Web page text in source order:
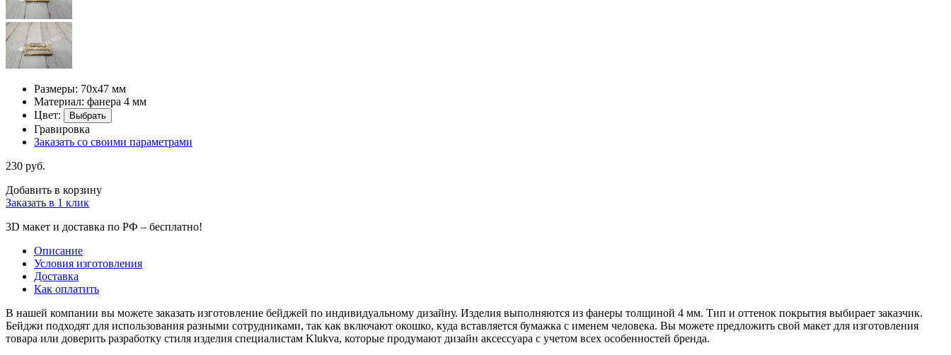
Размеры: 70х47 мм
Материал: фанера 4 мм
Цвет:
Выбрать
Гравировка
Заказать со своими параметрами
230 руб.
Добавить в корзину
Заказать в 1 клик
3D макет и доставка по РФ – бесплатно!
Описание
Условия изготовления
Доставка
Как оплатить
В нашей компании вы можете заказать изготовление бейджей по индивидуальному дизайну. Изделия выполняются из фанеры толщиной 4 мм. Тип и оттенок покрытия выбирает заказчик.
Бейджи подходят для использования разными сотрудниками, так как включают окошко, куда вставляется бумажка с именем человека. Вы можете предложить свой макет для изготовления
товара или доверить разработку стиля изделия специалистам Klukva, которые продумают дизайн аксессуара с учетом всех особенностей бренда.